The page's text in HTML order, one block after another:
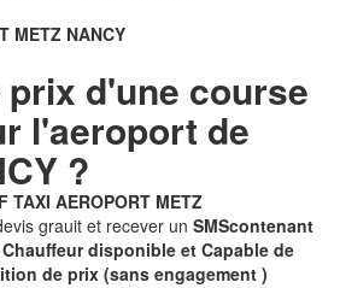
METZ NANCY
prix d'une course
l'aeroport de
?
TAXI AEROPORT METZ
grauit et recever un SMScontenant
disponible et Capable de
de prix (sans engagement )